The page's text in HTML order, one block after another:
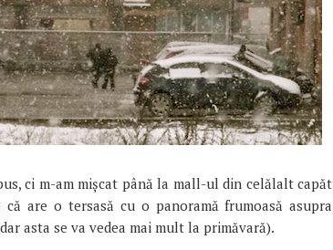
ci m-am mișcat până la mall-ul din celălalt capăt
are o tersasă cu o panoramă frumoasă asupra
asta se va vedea mai mult la primăvară).